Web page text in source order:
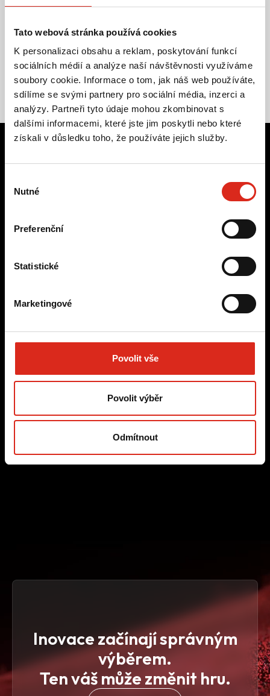
Tato webová stránka používá cookies
K personalizaci obsahu a reklam, poskytování funkcí
sociálních médií a analýze naší návštěvnosti využíváme
soubory cookie. Informace o tom, jak náš web používáte,
sdílíme se svými partnery pro sociální média, inzerci a
analýzy. Partneři tyto údaje mohou zkombinovat s
dalšími informacemi, které jste jim poskytli nebo které
získali v důsledku toho, že používáte jejich služby.
souhlasu
Nutné
Preferenční
Statistické
Marketingové
Povolit vše
Povolit výběr
Odmítnout
služby?
CUSTOMER
Zlepšujeme zákaznickou zkušenost pomocí
CUSTOMER EXPERIENCE
Webové stránky UX UI
SEO
E-mailing
Community Management
Inovace začínají správným
výběrem.
Ten váš může změnit hru.